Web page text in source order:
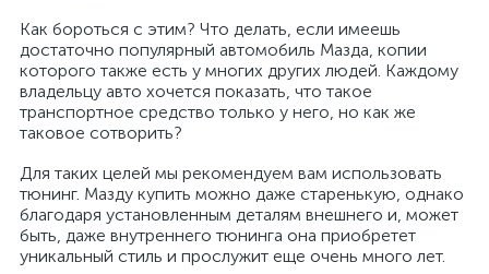
Как бороться с этим? Что делать, если имеешь
достаточно популярный автомобиль Мазда, копии
которого также есть у многих других людей. Каждому
владельцу авто хочется показать, что такое
транспортное средство только у него, но как же
таковое сотворить?
Для таких целей мы рекомендуем вам использовать
тюнинг. Мазду купить можно даже старенькую, однако
благодаря установленным деталям внешнего и, может
быть, даже внутреннего тюнинга она приобретет
уникальный стиль и прослужит еще очень много лет.